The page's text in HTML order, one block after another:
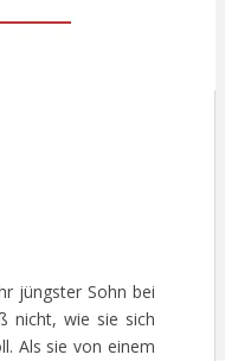
jüngster Sohn bei
nicht, wie sie sich
Als sie von einem